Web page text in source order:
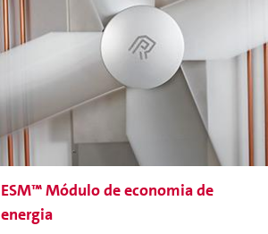
ESM™ Módulo de economia de
energia